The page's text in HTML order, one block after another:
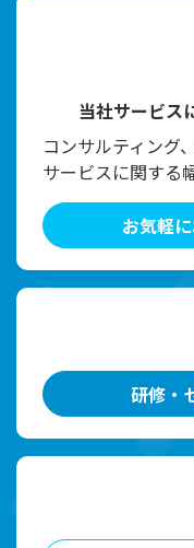
当社サービス
コンサルティング
サービスに関する
お気軽
研修・